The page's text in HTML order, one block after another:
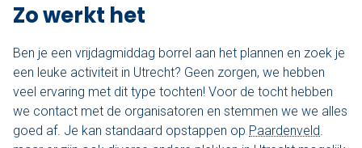
Varen door Utrecht
Onze sloepen
Contact
Werken bij Sloep Huren Utrecht
Zo werkt het
Ben je een vrijdagmiddag borrel aan het plannen en zoek je
een leuke activiteit in Utrecht? Geen zorgen, we hebben
veel ervaring met dit type tochten! Voor de tocht hebben
we contact met de organisatoren en stemmen we we alles
goed af. Je kan standaard opstappen op Paardenveld.